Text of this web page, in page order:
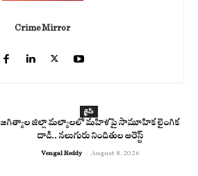
Crime Mirror
క్రైమ్
జగిత్యాల జిల్లా మల్యాలలో మహిళపై సామూహిక లైంగిక
దాడి.. నలుగురు నిందితుల అరెస్ట్
Vengal Reddy - August 8, 2026